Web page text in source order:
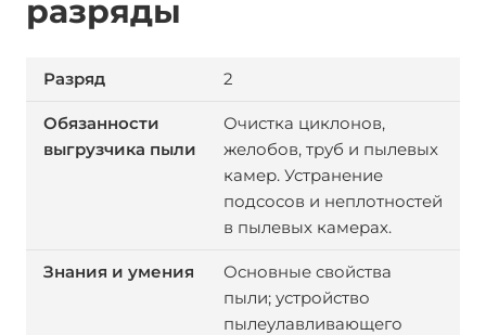
разряды
2
Очистка циклонов,
желобов, труб и пылевых
камер. Устранение
подсосов и неплотностей
в пылевых камерах.
Основные свойства
пыли; устройство
пылеулавливающего